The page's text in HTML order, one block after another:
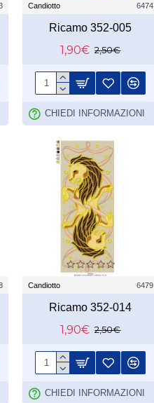
Candiotto 6474
Ricamo 352-005
1,90€ 2,50€
CHIEDI INFORMAZIONI
Candiotto 6479
Ricamo 352-014
1,90€ 2,50€
CHIEDI INFORMAZIONI